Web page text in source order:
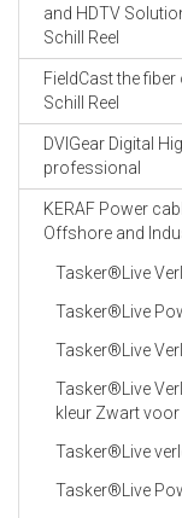
and HDTV
Schill Reel
FieldCast the
Schill Reel
DVIGear Digital
professional
KERAF Power
Offshore and
Tasker®Live
Tasker®Live
Tasker®Live
Tasker®Live
kleur Zwart voor
Tasker®Live
Tasker®Live